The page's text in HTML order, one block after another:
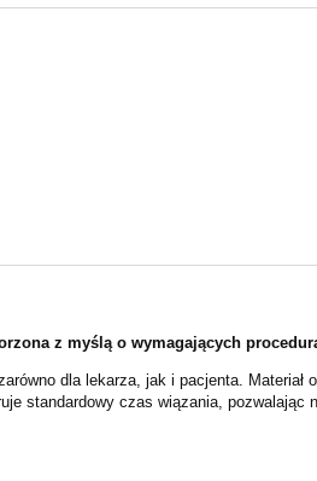
z myślą o wymagających
dla lekarza, jak i pacjenta.
standardowy czas wiązania, pozwalając